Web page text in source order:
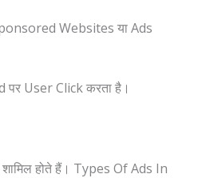
Websites या Ads
User Click करता है।
होते हैं। Types Of Ads In